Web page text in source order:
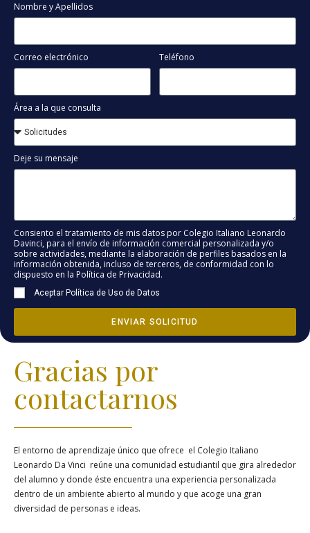
Nombre y Apellidos
Correo electrónico Teléfono
Área a la que consulta
Deje su mensaje
Consiento el tratamiento de mis datos por Colegio Italiano Leonardo
Davinci, para el envío de información comercial personalizada y/o
sobre actividades, mediante la elaboración de perfiles basados en la
información obtenida, incluso de terceros, de conformidad con lo
dispuesto en la Política de Privacidad.
Aceptar Política de Uso de Datos
ENVIAR SOLICITUD
Gracias por
contactarnos
El entorno de aprendizaje único que ofrece el Colegio Italiano
Leonardo Da Vinci reúne una comunidad estudiantil que gira alrededor
del alumno y donde éste encuentra una experiencia personalizada
dentro de un ambiente abierto al mundo y que acoge una gran
diversidad de personas e ideas.